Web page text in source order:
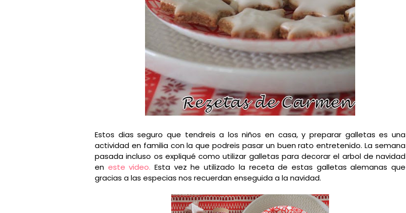
Estos dias seguro que tendreis a los niños en casa, y preparar galletas es una
actividad en familia con la que podreis pasar un buen rato entretenido. La semana
pasada incluso os expliqué como utilizar galletas para decorar el arbol de navidad
en este video. Esta vez he utilizado la receta de estas galletas alemanas que
gracias a las especias nos recuerdan enseguida a la navidad.